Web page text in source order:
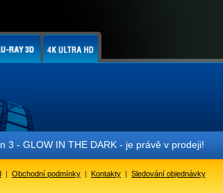
3 - GLOW IN THE DARK - je právě v prodeji!
| Obchodní podmínky | Kontakty | Sledování objednávky